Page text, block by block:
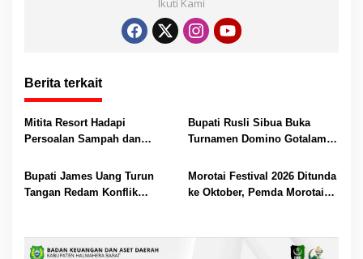
er
Ikuti Kami
Berita terkait
Mitita Resort Hadapi
Persoalan Sampah dan
Bertindak
Bupati Rusli Sibua Buka
Turnamen Domino Gotalamo
Bupati James Uang Turun
Tangan Redam Konflik
Kerugian
Morotai Festival 2026 Ditunda
ke Oktober, Pemda Morotai